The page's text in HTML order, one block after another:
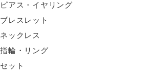
ピアス・イヤリング
ブレスレット
ネックレス
指輪・リング
セット